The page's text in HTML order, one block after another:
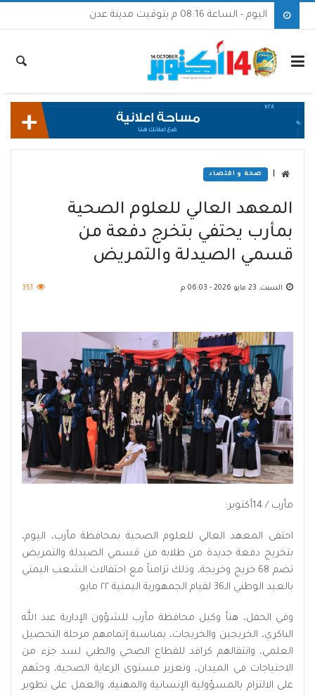
اليوم - الساعة 08:16 م بتوقيت مدينة عدن
صحة و اقتصاد
المعهد العالي للعلوم الصحية
بمأرب يحتفي بتخرج دفعة من
قسمي الصيدلة والتمريض
السبت, 23 مايو 2026 - 06:03 م 351
مأرب / 14أكتوبر:
احتفى المعهد العالي للعلوم الصحية بمحافظة مأرب، اليوم،
بتخريج دفعة جديدة من طلابه من قسمي الصيدلة والتمريض
تضم 68 خريج وخريجة، وذلك تزامناً مع احتفالات الشعب اليمني
بالعيد الوطني الـ36 لقيام الجمهورية اليمنية ٢٢ مايو.
وفي الحفل، هنأ وكيل محافظة مأرب للشؤون الإدارية عبد الله
الباكري، الخريجين والخريجات، بمناسبة إتمامهم مرحلة التحصيل
العلمي، وانتقالهم كرافد للقطاع الصحي والطبي لسد جزء من
الاحتياجات في الميدان، وتعزيز مستوى الرعاية الصحية، وحثهم
على الالتزام بالمسؤولية الإنسانية والمهنية، والعمل على تطوير